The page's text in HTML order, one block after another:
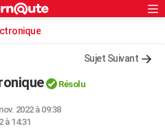
Sujet Suivant
Résolu
2022 à 09:38
à 14:31